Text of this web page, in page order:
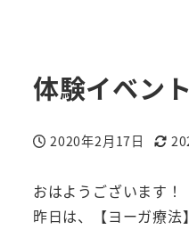
体験イベン
投稿日
2020年2月17日
更新
おはようございます！
昨日は、【ヨーガ療